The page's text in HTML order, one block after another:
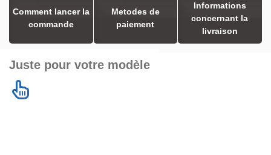
Comment lancer la
commande
Metodes de
paiement
Informations
concernant la
livraison
Juste pour votre modèle